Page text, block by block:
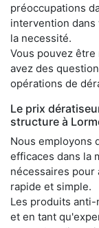
préoccupations
intervention dans
la necessité.
Vous pouvez
avez des
opérations de
Le prix
structure à
Nous employons
efficaces dans la
nécessaires pour
rapide et simple.
Les produits
et en tant